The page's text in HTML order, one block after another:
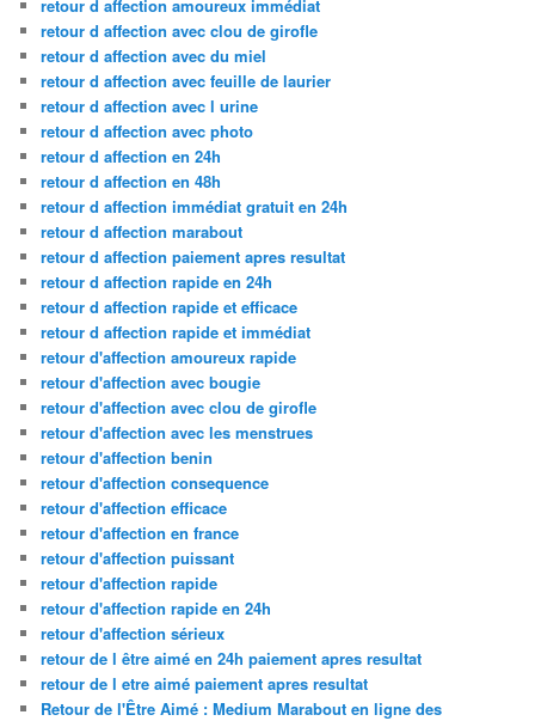
retour d affection amoureux immédiat
retour d affection avec clou de girofle
retour d affection avec du miel
retour d affection avec feuille de laurier
retour d affection avec l urine
retour d affection avec photo
retour d affection en 24h
retour d affection en 48h
retour d affection immédiat gratuit en 24h
retour d affection marabout
retour d affection paiement apres resultat
retour d affection rapide en 24h
retour d affection rapide et efficace
retour d affection rapide et immédiat
retour d'affection amoureux rapide
retour d'affection avec bougie
retour d'affection avec clou de girofle
retour d'affection avec les menstrues
retour d'affection benin
retour d'affection consequence
retour d'affection efficace
retour d'affection en france
retour d'affection puissant
retour d'affection rapide
retour d'affection rapide en 24h
retour d'affection sérieux
retour de l être aimé en 24h paiement apres resultat
retour de l etre aimé paiement apres resultat
Retour de l'Être Aimé : Medium Marabout en ligne des